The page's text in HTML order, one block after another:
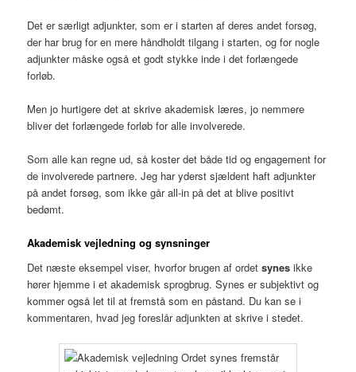
Det er særligt adjunkter, som er i starten af deres andet forsøg,
der har brug for en mere håndholdt tilgang i starten, og for nogle
adjunkter måske også et godt stykke inde i det forlængede
forløb.
Men jo hurtigere det at skrive akademisk læres, jo nemmere
bliver det forlængede forløb for alle involverede.
Som alle kan regne ud, så koster det både tid og engagement for
de involverede partnere. Jeg har yderst sjældent haft adjunkter
på andet forsøg, som ikke går all-in på det at blive positivt
bedømt.
Akademisk vejledning ogsynsninger
Det næste eksempel viser, hvorfor brugen af ordetsynes ikke
hører hjemme i et akademisk sprogbrug. Synes er subjektivt og
kommer også let til at fremstå som en påstand. Du kan se i
kommentaren, hvad jeg foreslår adjunkten at skrive i stedet.